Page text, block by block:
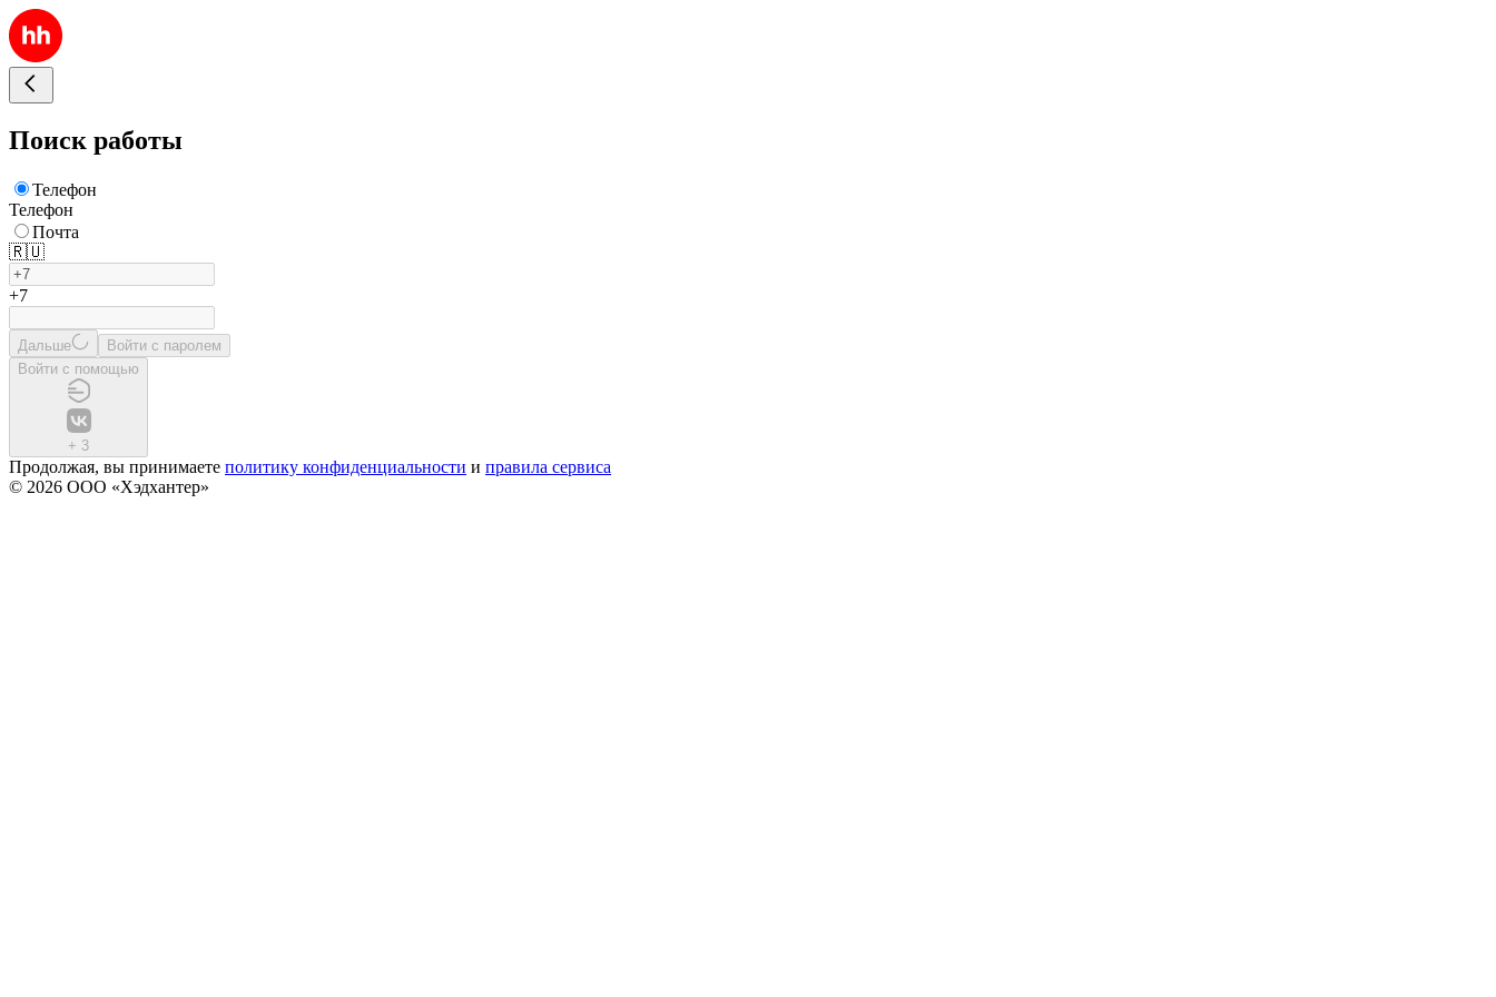
Поиск работы
Телефон
Телефон
Почта
🇷🇺
+7
Дальше
Войти с паролем
Войти с помощью
+ 3
Продолжая, вы принимаете политику конфиденциальности и правила сервиса
© 2026 ООО «Хэдхантер»